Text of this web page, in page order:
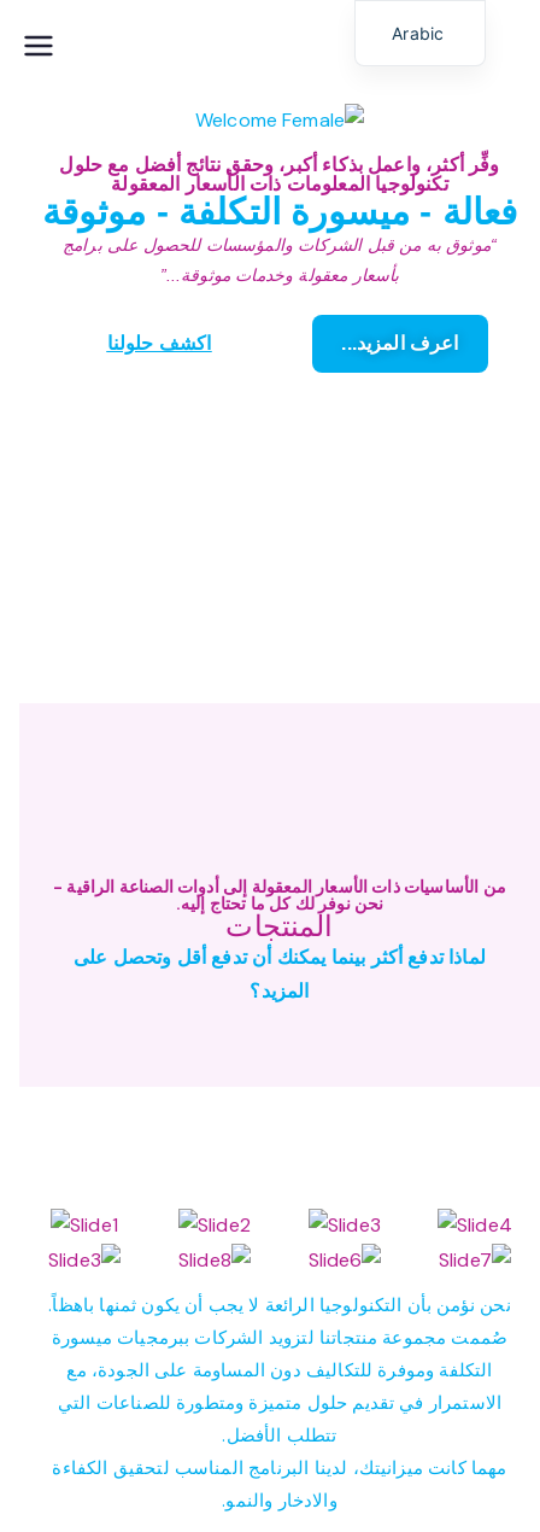
عمران للتكنولوجيا
(الإمارات العربية
المتحدة)
شريكك الرائد في مجال التكنولوجيا والحلول المبتكرة والقيمة
وفِّر أكثر، واعمل بذكاء أكبر، وحقق نتائج أفضل مع حلول
تكنولوجيا المعلومات ذات الأسعار المعقولة
فعالة - ميسورة التكلفة - موثوقة
“موثوق به من قبل الشركات والمؤسسات للحصول على برامج
بأسعار معقولة وخدمات موثوقة...”
اعرف المزيد... اكشف حلولنا
من الأساسيات ذات الأسعار المعقولة إلى أدوات الصناعة الراقية -
نحن نوفر لك كل ما تحتاج إليه.
المنتجات
لماذا تدفع أكثر بينما يمكنك أن تدفع أقل وتحصل على
المزيد؟
نحن نؤمن بأن التكنولوجيا الرائعة لا يجب أن يكون ثمنها باهظاً.
صُممت مجموعة منتجاتنا لتزويد الشركات ببرمجيات ميسورة
التكلفة وموفرة للتكاليف دون المساومة على الجودة، مع
الاستمرار في تقديم حلول متميزة ومتطورة للصناعات التي
تتطلب الأفضل.
مهما كانت ميزانيتك، لدينا البرنامج المناسب لتحقيق الكفاءة
والادخار والنمو.
Arabic